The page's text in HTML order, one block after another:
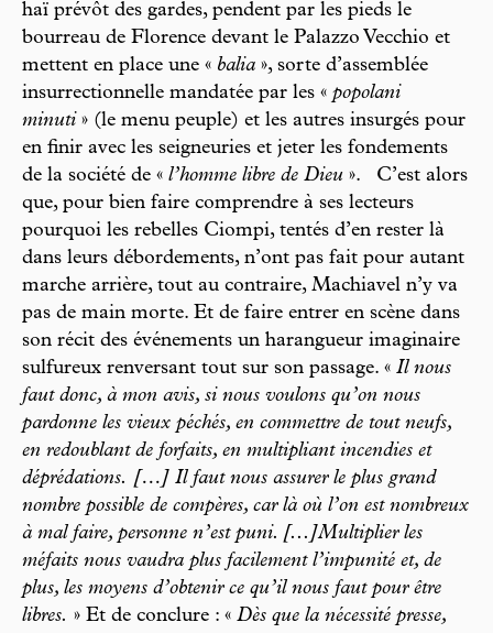
haï prévôt des gardes, pendent par les pieds le
bourreau de Florence devant le Palazzo Vecchio et
mettent en place une « balia », sorte d’assemblée
insurrectionnelle mandatée par les « popolani
minuti » (le menu peuple) et les autres insurgés pour
en finir avec les seigneuries et jeter les fondements
de la société de « l’homme libre de Dieu ». C’est alors
que, pour bien faire comprendre à ses lecteurs
pourquoi les rebelles Ciompi, tentés d’en rester là
dans leurs débordements, n’ont pas fait pour autant
marche arrière, tout au contraire, Machiavel n’y va
pas de main morte. Et de faire entrer en scène dans
son récit des événements un harangueur imaginaire
sulfureux renversant tout sur son passage. « Il nous
faut donc, à mon avis, si nous voulons qu’on nous
pardonne les vieux péchés, en commettre de tout neufs,
en redoublant de forfaits, en multipliant incendies et
déprédations. […] Il faut nous assurer le plus grand
nombre possible de compères, car là où l’on est nombreux
à mal faire, personne n’est puni. [...]Multiplier les
méfaits nous vaudra plus facilement l’impunité et, de
plus, les moyens d’obtenir ce qu’il nous faut pour être
libres. » Et de conclure : « Dès que la nécessité presse,